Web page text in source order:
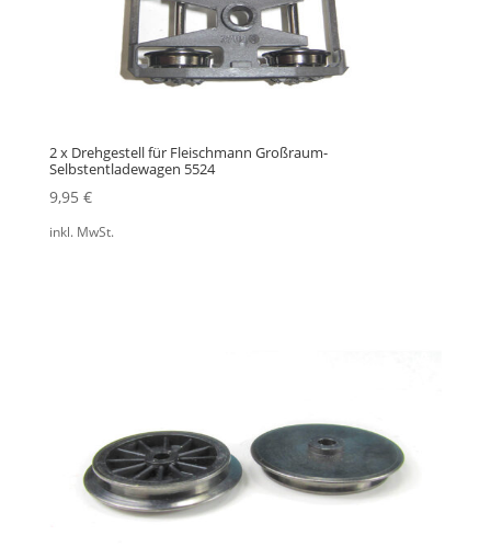
2 x Drehgestell für Fleischmann Großraum-
Selbstentladewagen 5524
9,95 €
inkl. MwSt.